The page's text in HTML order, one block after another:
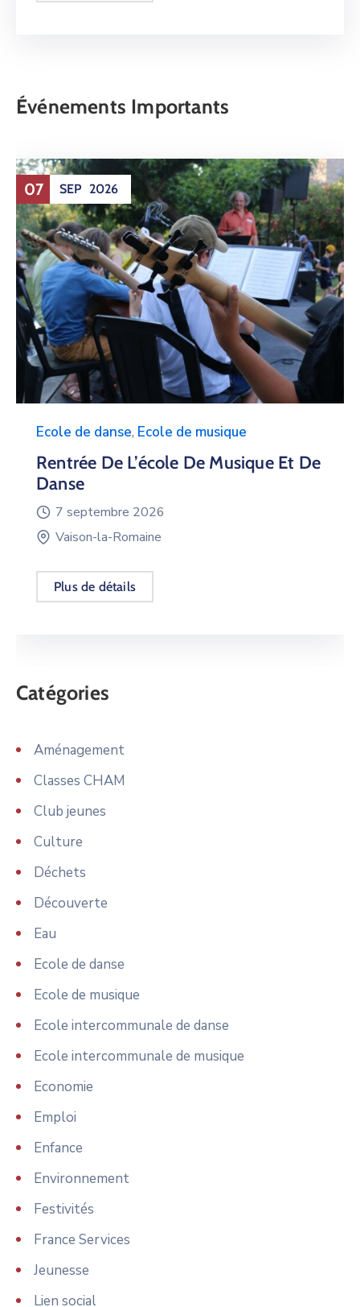
Événements Importants
07 SEP 2026
Ecole de danse, Ecole de musique
Rentrée De L’école De Musique Et De
Danse
7 septembre 2026
Vaison-la-Romaine
Plus de détails
Catégories
Aménagement
Classes CHAM
Club jeunes
Culture
Déchets
Découverte
Eau
Ecole de danse
Ecole de musique
Ecole intercommunale de danse
Ecole intercommunale de musique
Economie
Emploi
Enfance
Environnement
Festivités
France Services
Jeunesse
Lien social